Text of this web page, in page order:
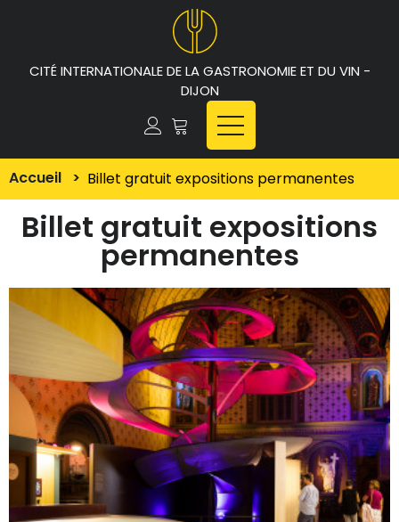
CITÉ INTERNATIONALE DE LA GASTRONOMIE ET DU VIN -
DIJON
Accueil > Billet gratuit expositions permanentes
Billet gratuit expositions
permanentes